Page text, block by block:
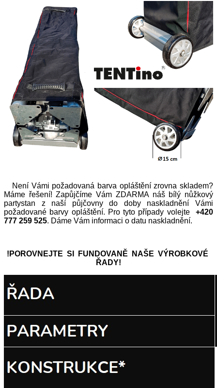
Není Vámi požadovaná barva opláštění zrovna skladem?
Máme řešení! Zapůjčíme Vám ZDARMA náš bílý nůžkový
partystan z naší půjčovny do doby naskladnění Vámi
požadované barvy opláštění. Pro tyto případy volejte +420
777 259 525. Dáme Vám informaci o datu naskladnění.
!POROVNEJTE SI FUNDOVANĚ NAŠE VÝROBKOVÉ
ŘADY!